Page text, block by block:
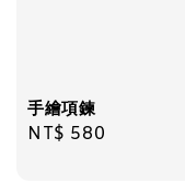
手繪項鍊
Regular
NT$ 580